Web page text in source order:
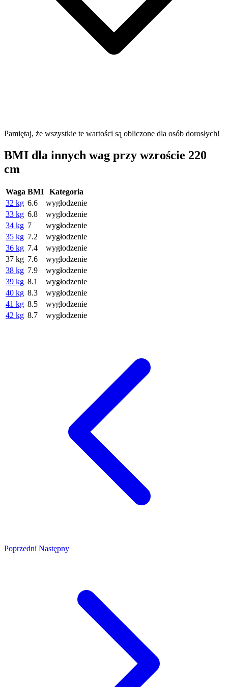
Pamiętaj, że wszystkie te wartości są obliczone dla osób dorosłych!
BMI dla innych wag przy wzroście 220
cm
Waga BMI
Kategoria
32 kg 6.6
wygłodzenie
33 kg 6.8
wygłodzenie
34 kg 7
wygłodzenie
35 kg 7.2
wygłodzenie
36 kg 7.4
wygłodzenie
37 kg 7.6
wygłodzenie
38 kg 7.9
wygłodzenie
39 kg 8.1
wygłodzenie
40 kg 8.3
wygłodzenie
41 kg 8.5
wygłodzenie
42 kg 8.7 wygłodzenie
Poprzedni Następny